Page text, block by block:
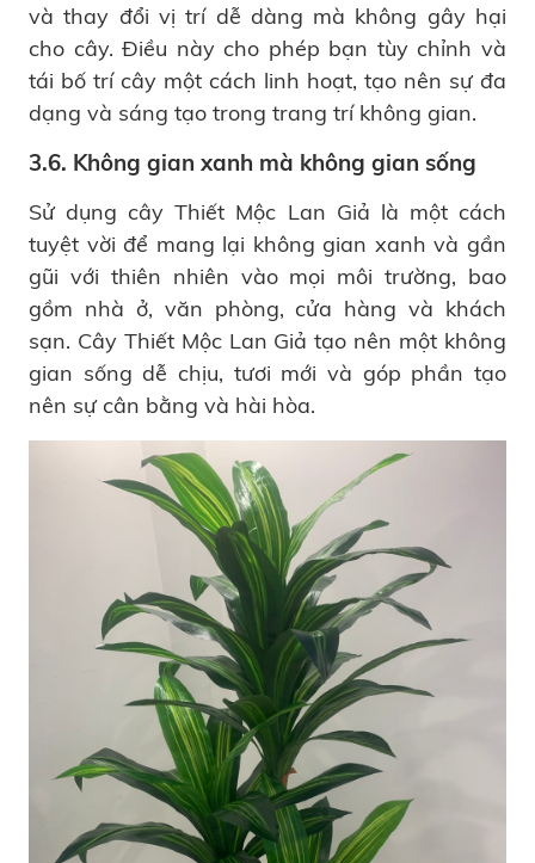
và thay đổi vị trí dễ dàng mà không gây hại
cho cây. Điều này cho phép bạn tùy chỉnh và
tái bố trí cây một cách linh hoạt, tạo nên sự đa
dạng và sáng tạo trong trang trí không gian.
3.6. Không gian xanh mà không gian sống
Sử dụng cây Thiết Mộc Lan Giả là một cách
tuyệt vời để mang lại không gian xanh và gần
gũi với thiên nhiên vào mọi môi trường, bao
gồm nhà ở, văn phòng, cửa hàng và khách
sạn. Cây Thiết Mộc Lan Giả tạo nên một không
gian sống dễ chịu, tươi mới và góp phần tạo
nên sự cân bằng và hài hòa.